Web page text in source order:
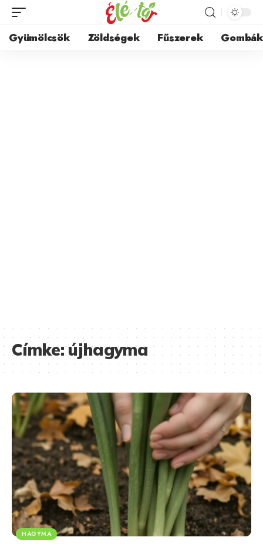
Gyümölcsök Zöldségek Fűszerek Gombák
Címke:újhagyma
HAGYMA